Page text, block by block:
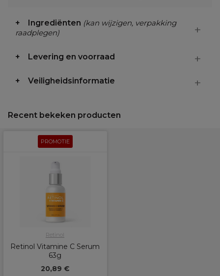
Ingrediënten (kan wijzigen, verpakking
raadplegen)
Levering en voorraad
Veiligheidsinformatie
Recent bekeken producten
PROMOTIE
Retinol
Retinol Vitamine C Serum
63g
20,89 €